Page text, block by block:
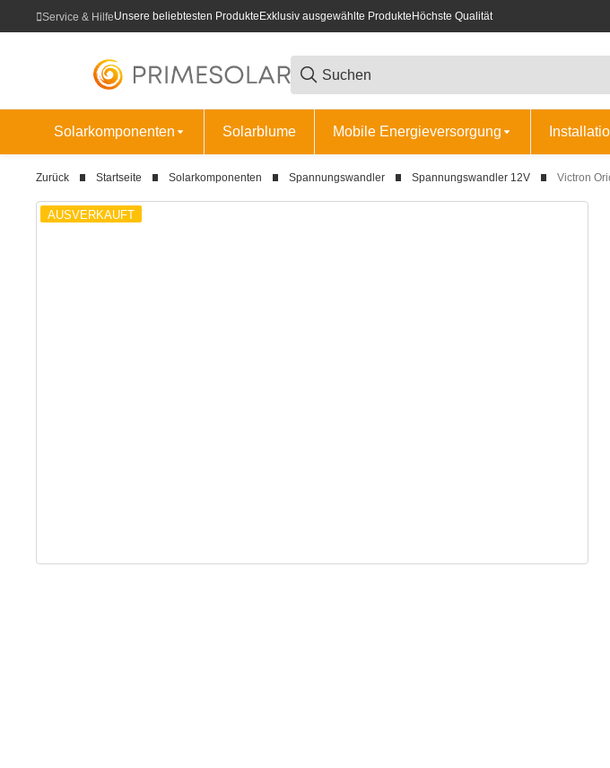
Service & HilfeUnsere beliebtesten Produkte Exklusiv ausgewählte Produkte Höchste Qualität
Solarkomponenten Solarblume Mobile Energieversorgung
Zurück Startseite Solarkomponenten Spannungswandler Spannungswandler 12V Victron
AUSVERKAUFT